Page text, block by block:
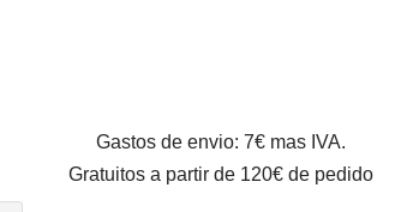
Gastos de envio: 7€ mas IVA.
Gratuitos a partir de 120€ de pedido